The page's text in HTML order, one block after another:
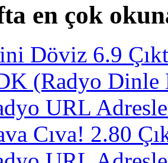
en çok
Döviz 6.9
(Radyo Dinle
URL
Cıva! 2.80